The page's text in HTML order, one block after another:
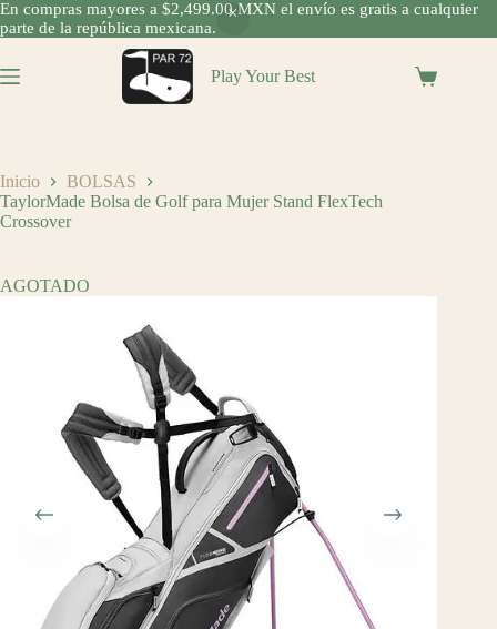
En compras mayores a $2,499.00 MXN el envío es gratis a cualquier
parte de la república mexicana.
al
contenido
Play Your Best
Shopping
Inicio
BOLSAS
TaylorMade Bolsa de Golf para Mujer Stand FlexTech
Crossover
AGOTADO